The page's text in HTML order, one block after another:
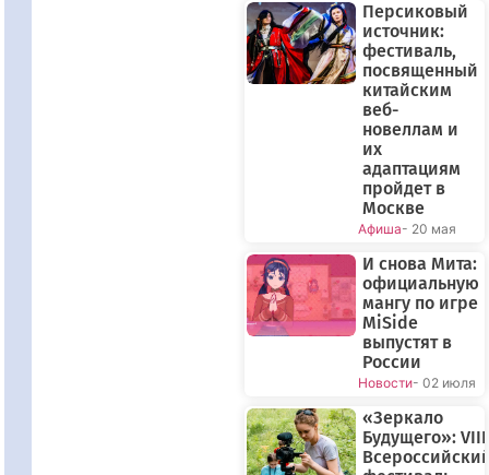
Персиковый
источник:
фестиваль,
посвященный
китайским
веб-
новеллам и
их
адаптациям
пройдет в
Москве
Афиша- 20 мая
И снова Мита:
официальную
мангу по игре
MiSide
выпустят в
России
Новости- 02 июля
«Зеркало
Будущего»: VIII